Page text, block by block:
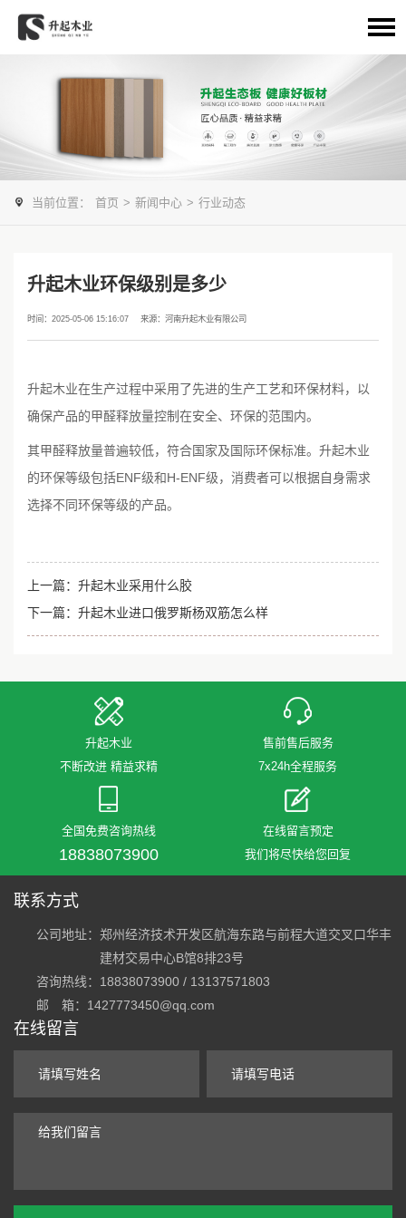
当前位置： 首页 > 新闻中心 > 行业动态
升起木业环保级别是多少
时间：2025-05-06 15:16:07 来源：河南升起木业有限公司
升起木业在生产过程中采用了先进的生产工艺和环保材料，以
确保产品的甲醛释放量控制在安全、环保的范围内。
其甲醛释放量普遍较低，符合国家及国际环保标准。升起木业
的环保等级包括ENF级和H-ENF级，消费者可以根据自身需求
选择不同环保等级的产品。
上一篇： 升起木业采用什么胶
下一篇： 升起木业进口俄罗斯杨双筋怎么样
升起木业
不断改进 精益求精
售前售后服务
7x24h全程服务
全国免费咨询热线
18838073900
在线留言预定
我们将尽快给您回复
联系方式
公司地址： 郑州经济技术开发区航海东路与前程大道交叉口华丰
建材交易中心B馆8排23号
咨询热线：18838073900 / 13137571803
邮 箱：1427773450@qq.com
在线留言